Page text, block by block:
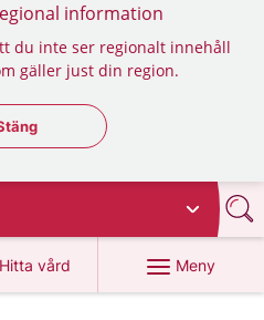
information
du inte ser regionalt innehåll
gäller just din region.
regionsväljaren
Hitta vård
på 1177.se
Meny